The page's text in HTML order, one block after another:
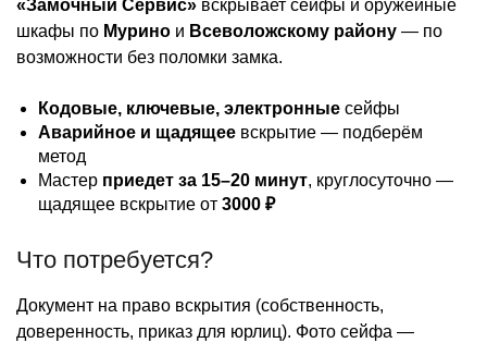
«Замочный Сервис» вскрывает сейфы и оружейные
шкафы по Мурино и Всеволожскому району — по
возможности без поломки замка.
Кодовые, ключевые, электронные сейфы
Аварийное и щадящее вскрытие — подберём
метод
Мастер приедет за 15–20 минут, круглосуточно —
щадящее вскрытие от 3000 ₽
Что потребуется?
Документ на право вскрытия (собственность,
доверенность, приказ для юрлиц). Фото сейфа —